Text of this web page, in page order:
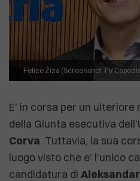
Felice Žiža (Screenshot TV
E’ in corsa per un
della Giunta esecutiva
Corva. Tuttavia, la sua
luogo visto che e’ l’unico
candidatura di